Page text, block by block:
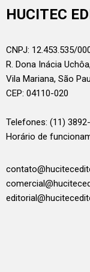
HUCITEC
CNPJ: 12.453.535/
R. Dona Inácia
Vila Mariana, São
CEP: 04110-020
Telefones: (11)
Horário de